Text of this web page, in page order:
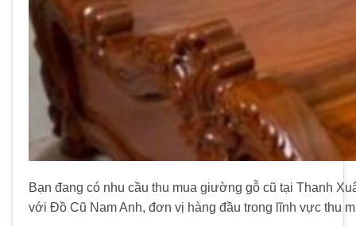
Bạn đang có nhu cầu thu mua giường gỗ cũ tại Thanh
với Đồ Cũ Nam Anh, đơn vị hàng đầu trong lĩnh vực thu